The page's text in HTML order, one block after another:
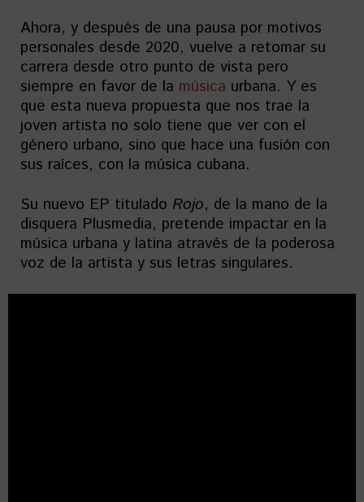
Ahora, y después de una pausa por motivos
personales desde 2020, vuelve a retomar su
carrera desde otro punto de vista pero
siempre en favor de la música urbana. Y es
que esta nueva propuesta que nos trae la
joven artista no solo tiene que ver con el
género urbano, sino que hace una fusión con
sus raíces, con la música cubana.
Su nuevo EP titulado Rojo, de la mano de la
disquera Plusmedia, pretende impactar en la
música urbana y latina através de la poderosa
voz de la artista y sus letras singulares.